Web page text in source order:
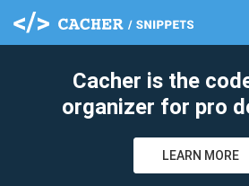
Cacher is the
organizer for pro
LEARN MORE